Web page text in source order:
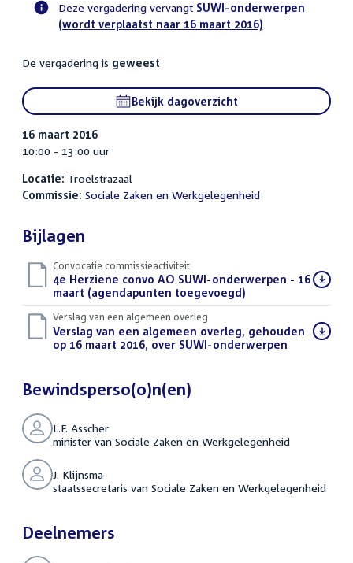
Voortgangsstatus
activiteit
Deze vergadering vervangt SUWI-onderwerpen
(wordt verplaatst naar 16 maart 2016)
De vergadering is geweest
Bekijk dagoverzicht
16 maart 2016
10:00 - 13:00 uur
Locatie: Troelstrazaal
Commissie: Sociale Zaken en Werkgelegenheid
Bijlagen
Convocatie commissieactiviteit
Download
bestand:
4e Herziene convo AO SUWI-onderwerpen - 16
maart (agendapunten toegevoegd)
Verslag van een algemeen overleg
Download
bestand:
Verslag van een algemeen overleg, gehouden
op 16 maart 2016, over SUWI-onderwerpen
Bewindsperso(o)n(en)
L.F. Asscher
minister van Sociale Zaken en Werkgelegenheid
J. Klijnsma
staatssecretaris van Sociale Zaken en Werkgelegenheid
Deelnemers